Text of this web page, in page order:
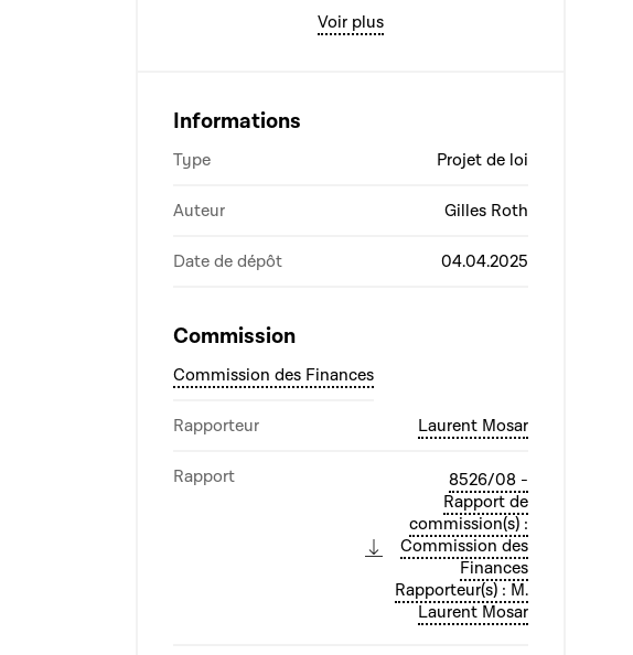
Voir plus
Informations
Type Projet de loi
Auteur Gilles Roth
Date de dépôt 04.04.2025
Commission
Commission des Finances
Rapporteur Laurent Mosar
Rapport
8526/08 -
Rapport de
commission(s) :
Commission des
Finances
Rapporteur(s) : M.
Laurent Mosar